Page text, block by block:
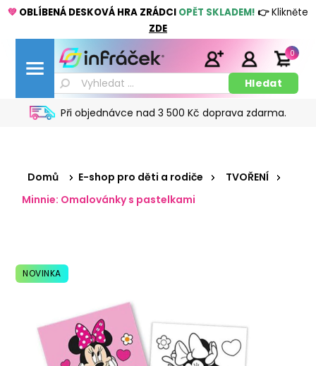
💚 OBLÍBENÁ DESKOVÁ HRA ZRÁDCI OPĚT SKLADEM! 👉Klikněte
ZDE
Při objednávce nad 3 500 Kč doprava zdarma.
0
Domů E-shop pro děti a rodiče
TVOŘENÍ
Minnie: Omalovánky s pastelkami
NOVINKA